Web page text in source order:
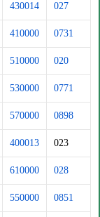
430014 027
410000 0731
510000 020
530000 0771
570000 0898
400013 023
610000 028
550000 0851